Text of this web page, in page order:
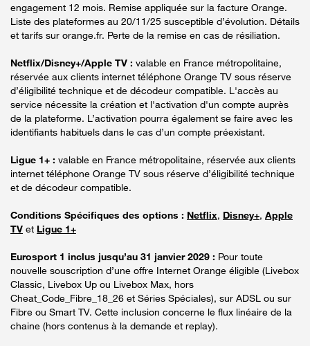
engagement 12 mois. Remise appliquée sur la facture Orange.
Liste des plateformes au 20/11/25 susceptible d’évolution. Détails
et tarifs sur orange.fr. Perte de la remise en cas de résiliation.
Netflix/Disney+/Apple TV : valable en France métropolitaine,
réservée aux clients internet téléphone Orange TV sous réserve
d’éligibilité technique et de décodeur compatible. L'accès au
service nécessite la création et l'activation d'un compte auprès
de la plateforme. L’activation pourra également se faire avec les
identifiants habituels dans le cas d’un compte préexistant.
Ligue 1+ : valable en France métropolitaine, réservée aux clients
internet téléphone Orange TV sous réserve d’éligibilité technique
et de décodeur compatible.
Conditions Spécifiques des options : Netflix, Disney+, Apple
TV et Ligue 1+
Eurosport 1 inclus jusqu’au 31 janvier 2029 : Pour toute
nouvelle souscription d’une offre Internet Orange éligible (Livebox
Classic, Livebox Up ou Livebox Max, hors
Cheat_Code_Fibre_18_26 et Séries Spéciales), sur ADSL ou sur
Fibre ou Smart TV. Cette inclusion concerne le flux linéaire de la
chaine (hors contenus à la demande et replay).